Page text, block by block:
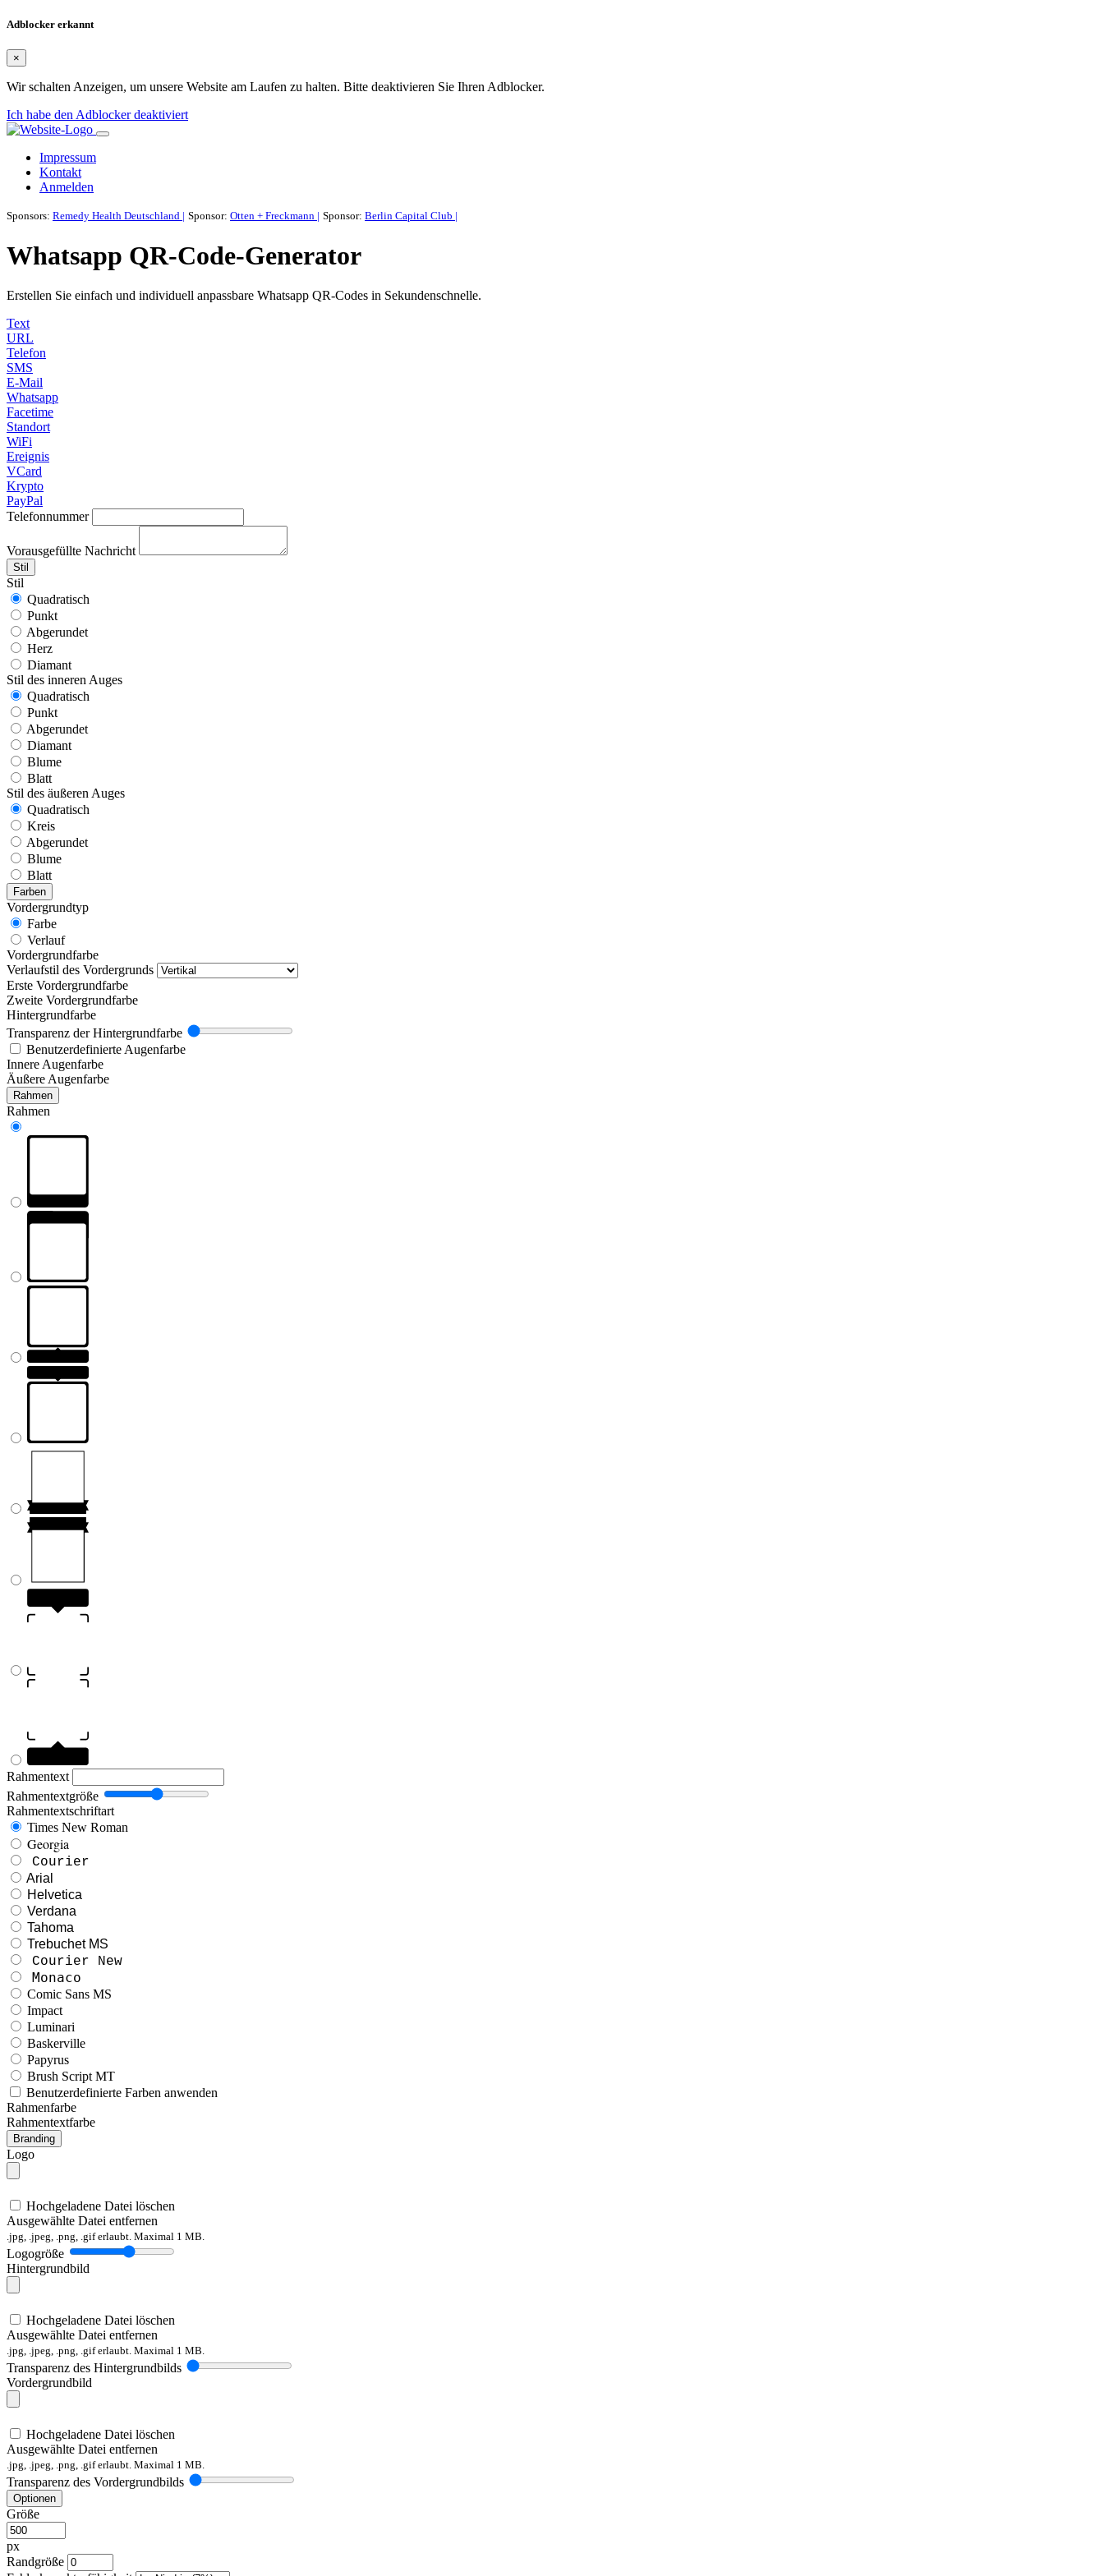
Adblocker erkannt
×
Wir schalten Anzeigen, um unsere Website am Laufen zu halten. Bitte deaktivieren Sie Ihren Adblocker.
Ich habe den Adblocker deaktiviert
Impressum
Kontakt
Anmelden
Sponsors: Remedy Health Deutschland | Sponsor: Otten + Freckmann | Sponsor: Berlin Capital Club |
Whatsapp QR-Code-Generator
Erstellen Sie einfach und individuell anpassbare Whatsapp QR-Codes in Sekundenschnelle.
Text
URL
Telefon
SMS
E-Mail
Whatsapp
Facetime
Standort
WiFi
Ereignis
VCard
Krypto
PayPal
Telefonnummer
Vorausgefüllte Nachricht
Stil
Stil
Quadratisch
Punkt
Abgerundet
Herz
Diamant
Stil des inneren Auges
Quadratisch
Punkt
Abgerundet
Diamant
Blume
Blatt
Stil des äußeren Auges
Quadratisch
Kreis
Abgerundet
Blume
Blatt
Farben
Vordergrundtyp
Farbe
Verlauf
Vordergrundfarbe
Verlaufstil des Vordergrunds
Erste Vordergrundfarbe
Zweite Vordergrundfarbe
Hintergrundfarbe
Transparenz der Hintergrundfarbe
Benutzerdefinierte Augenfarbe
Innere Augenfarbe
Äußere Augenfarbe
Rahmen
Rahmen
Rahmentext
Rahmentextgröße
Rahmentextschriftart
Times New Roman
Georgia
Courier
Arial
Helvetica
Verdana
Tahoma
Trebuchet MS
Courier New
Monaco
Comic Sans MS
Impact
Luminari
Baskerville
Papyrus
Brush Script MT
Benutzerdefinierte Farben anwenden
Rahmenfarbe
Rahmentextfarbe
Branding
Logo
Hochgeladene Datei löschen
Ausgewählte Datei entfernen
.jpg, .jpeg, .png, .gif erlaubt. Maximal 1 MB.
Logogröße
Hintergrundbild
Hochgeladene Datei löschen
Ausgewählte Datei entfernen
.jpg, .jpeg, .png, .gif erlaubt. Maximal 1 MB.
Transparenz des Hintergrundbilds
Vordergrundbild
Hochgeladene Datei löschen
Ausgewählte Datei entfernen
.jpg, .jpeg, .png, .gif erlaubt. Maximal 1 MB.
Transparenz des Vordergrundbilds
Optionen
Größe
px
Randgröße